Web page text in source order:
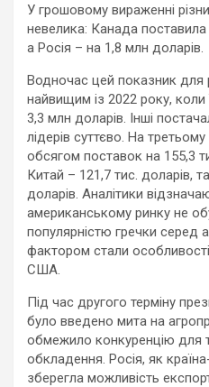
У грошовому вираженні
невелика: Канада
а Росія – на 1,8 млн доларів.
Водночас цей показник для
найвищим із 2022 року,
3,3 млн доларів. Інші
лідерів суттєво. На
обсягом поставок на 155,3
Китай – 121,7 тис. доларів,
доларів. Аналітики
американському ринку не
популярністю гречки серед
фактором стали
США.
Під час другого терміну
було введено мита на
обмежило конкуренцію для
обкладення. Росія, як
зберегла можливість